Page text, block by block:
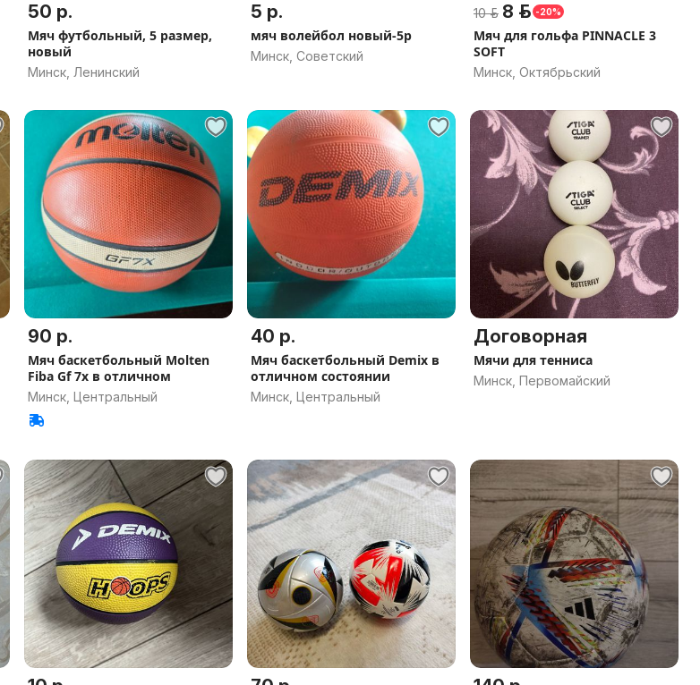
50 р.
Мяч футбольный, 5 размер,
новый
Минск, Ленинский
5 р.
мяч волейбол новый-5р
Минск, Советский
10 р. 8 р. -20%
Мяч для гольфа PINNACLE 3
SOFT
Минск, Октябрьский
90 р.
Мяч баскетбольный Molten
Fiba Gf 7x в отличном
Минск, Центральный
40 р.
Мяч баскетбольный Demix в
отличном состоянии
Минск, Центральный
Договорная
Мячи для тенниса
Минск, Первомайский